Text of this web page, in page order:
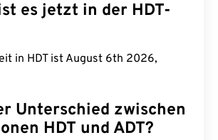
es jetzt in der HDT-
in HDT ist August 6th 2026,
Unterschied zwischen
HDT und ADT?